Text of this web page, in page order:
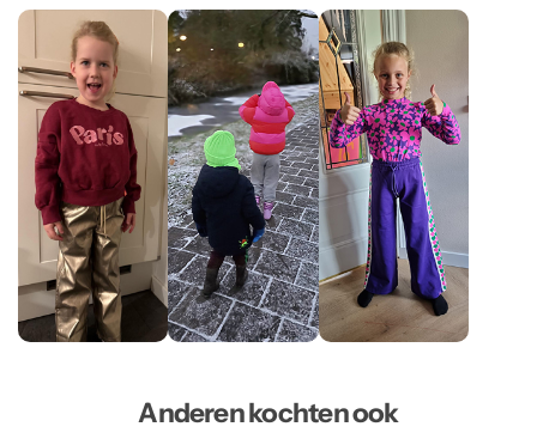
Anderen kochten ook